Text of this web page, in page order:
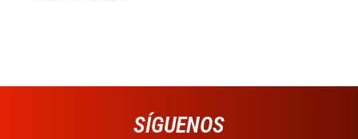
SÍGUENOS